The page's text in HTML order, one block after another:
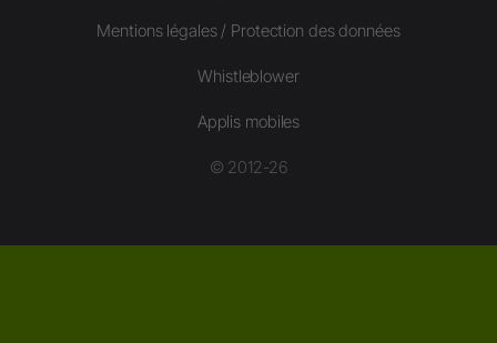
Mentions légales / Protection des données
Whistleblower
Applis mobiles
© 2012-26